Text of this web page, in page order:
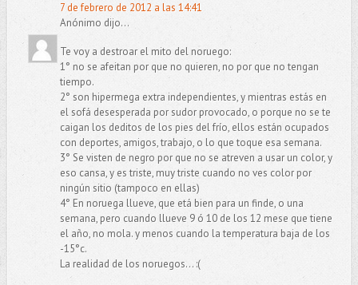
7 de febrero de 2012 a las 14:41
Anónimo dijo...
Te voy a destroar el mito del noruego:
1° no se afeitan por que no quieren, no por que no tengan
tiempo.
2° son hipermega extra independientes, y mientras estás en
el sofá desesperada por sudor provocado, o porque no se te
caigan los deditos de los pies del frío, ellos están ocupados
con deportes, amigos, trabajo, o lo que toque esa semana.
3° Se visten de negro por que no se atreven a usar un color, y
eso cansa, y es triste, muy triste cuando no ves color por
ningún sitio (tampoco en ellas)
4° En noruega llueve, que etá bien para un finde, o una
semana, pero cuando llueve 9 ó 10 de los 12 mese que tiene
el año, no mola. y menos cuando la temperatura baja de los
-15°c.
La realidad de los noruegos... :(